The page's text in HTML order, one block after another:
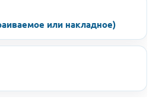
или накладное)